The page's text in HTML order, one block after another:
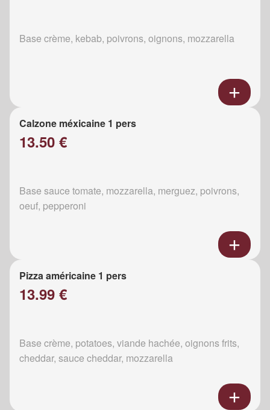
Base crème, kebab, poivrons, oignons, mozzarella
Calzone méxicaine 1 pers
13.50 €
Base sauce tomate, mozzarella, merguez, poivrons,
oeuf, pepperoni
Pizza américaine 1 pers
13.99 €
Base crème, potatoes, viande hachée, oignons frits,
cheddar, sauce cheddar, mozzarella